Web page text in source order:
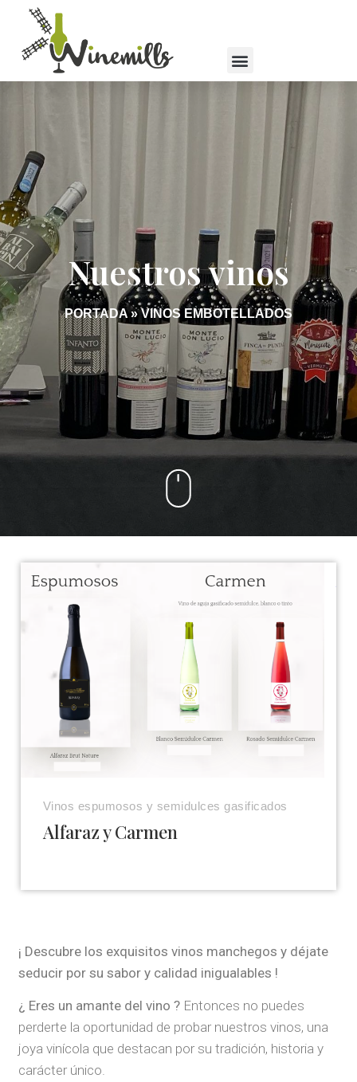
Nuestros vinos
PORTADA»VINOS EMBOTELLADOS
Vinos espumosos y semidulces gasificados
Alfaraz y Carmen
¡ Descubre los exquisitos vinos manchegos y déjate
seducir por su sabor y calidad inigualables !
¿ Eres un amante del vino ? Entonces no puedes
perderte la oportunidad de probar nuestros vinos, una
joya vinícola que destacan por su tradición, historia y
carácter único.